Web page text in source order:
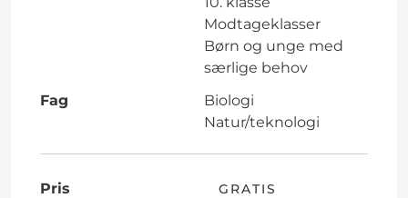
Modtageklasser
Børn og unge med
særlige behov
Fag
Biologi
Natur/teknologi
Pris GRATIS